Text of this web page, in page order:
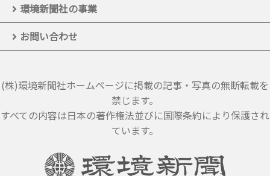
環境新聞社の事業
お問い合わせ
(株)環境新聞社ホームページに掲載の記事・写真の無断転載を
禁じます。
すべての内容は日本の著作権法並びに国際条約により保護され
ています。